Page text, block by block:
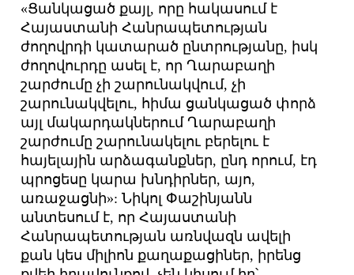
«Ցանկացած քայլ, որը հակասում է
Հայաստանի Հանրապետության
ժողովրդի կատարած ընտրությանը, իսկ
ժողովուրդը ասել է, որ Ղարաբաղի
շարժումը չի շարունակվում, չի
շարունակվելու, հիմա ցանկացած փորձ
այլ մակարդակներում Ղարաբաղի
շարժումը շարունակելու բերելու է
հայելային արձագանքներ, ընդ որում, էդ
պրոցեսը կարա խնդիրներ, այո,
առաջացնի»: Նիկոլ Փաշինյանն
անտեսում է, որ Հայաստանի
Հանրապետության առնվազն ավելի
քան կես միլիոն քաղաքացիներ, իրենց